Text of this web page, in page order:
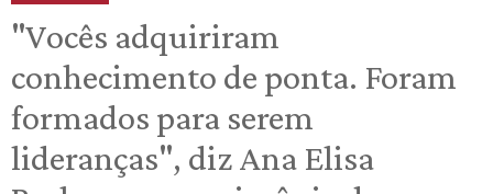
"Vocês adquiriram
conhecimento de ponta. Foram
formados para serem
lideranças", diz Ana Elisa